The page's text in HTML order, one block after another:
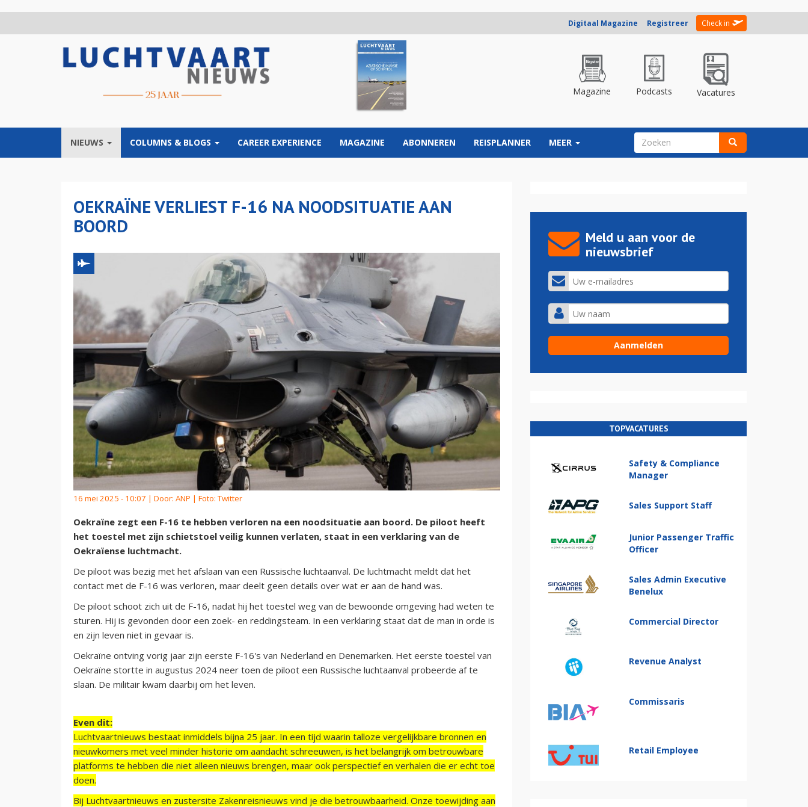
Digitaal Magazine Registreer Check in
Magazine Podcasts Vacatures
NIEUWS COLUMNS & BLOGS CAREER EXPERIENCE MAGAZINE ABONNEREN REISPLANNER MEER ZOEKVELD
OEKRAÏNE VERLIEST F-16 NA NOODSITUATIE AAN
BOORD
16 mei 2025 - 10:07 | Door: ANP | Foto: Twitter
Oekraïne zegt een F-16 te hebben verloren na een noodsituatie aan boord. De piloot heeft
het toestel met zijn schietstoel veilig kunnen verlaten, staat in een verklaring van de
Oekraïense luchtmacht.
De piloot was bezig met het afslaan van een Russische luchtaanval. De luchtmacht meldt dat het
contact met de F-16 was verloren, maar deelt geen details over wat er aan de hand was.
De piloot schoot zich uit de F-16, nadat hij het toestel weg van de bewoonde omgeving had weten te
sturen. Hij is gevonden door een zoek- en reddingsteam. In een verklaring staat dat de man in orde is
en zijn leven niet in gevaar is.
Oekraïne ontving vorig jaar zijn eerste F-16's van Nederland en Denemarken. Het eerste toestel van
Oekraïne stortte in augustus 2024 neer toen de piloot een Russische luchtaanval probeerde af te
slaan. De militair kwam daarbij om het leven.
Even dit:
Luchtvaartnieuws bestaat inmiddels bijna 25 jaar. In een tijd waarin talloze vergelijkbare bronnen en
nieuwkomers met veel minder historie om aandacht schreeuwen, is het belangrijk om betrouwbare
platforms te hebben die niet alleen nieuws brengen, maar ook perspectief en verhalen die er echt toe
doen.
Bij Luchtvaartnieuws en zustersite Zakenreisnieuws vind je die betrouwbaarheid. Onze toewijding aan
Meld u aan voor de
nieuwsbrief
TOPVACATURES
Safety & Compliance
Manager
Sales Support Staff
Junior Passenger Traffic
Officer
Sales Admin Executive
Benelux
Commercial Director
Revenue Analyst
Commissaris
Retail Employee